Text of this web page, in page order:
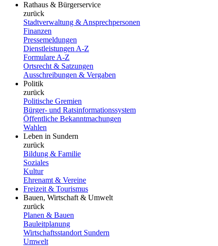
Rathaus & Bürgerservice
zurück
Stadtverwaltung & Ansprechpersonen
Finanzen
Pressemeldungen
Dienstleistungen A-Z
Formulare A-Z
Ortsrecht & Satzungen
Ausschreibungen & Vergaben
Politik
zurück
Politische Gremien
Bürger- und Ratsinformationssystem
Öffentliche Bekanntmachungen
Wahlen
Leben in Sundern
zurück
Bildung & Familie
Soziales
Kultur
Ehrenamt & Vereine
Freizeit & Tourismus
Bauen, Wirtschaft & Umwelt
zurück
Planen & Bauen
Bauleitplanung
Wirtschaftsstandort Sundern
Umwelt